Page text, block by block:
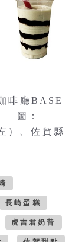
啡廳BASE
圖：
）、佐賀縣
長崎蛋糕
虎吉君奶昔